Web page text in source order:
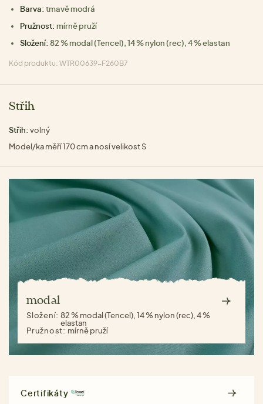
Barva: tmavě modrá
Pružnost: mírně pruží
Složení: 82 % modal (Tencel), 14 % nylon (rec), 4 % elastan
Kód produktu: WTR00639-F260B7
Střih
Střih: volný
Model/ka měří 170 cm a nosí velikost S
modal
Složení:82 % modal (Tencel), 14 % nylon (rec), 4 %
elastan
Pružnost: mírně pruží
Certifikáty